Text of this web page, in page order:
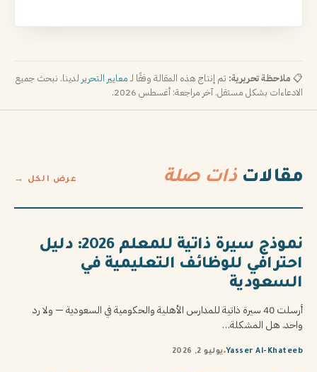
📋 ملاحظة تحريرية: تم إنتاج هذه المقالة وفقًا لـمعايير التحرير لدينا. نبحث جميع
الادعاءات بشكل مستقل. آخر مراجعة: أغسطس 2026.
مقالاتذات صلة عرض الكل →
نموذج سيرة ذاتية للمعلم 2026: دليل
احترافي للوظائف التعليمية في
السعودية
أرسلت 40 سيرة ذاتية للمدارس الأهلية والحكومية في السعودية — ولا رد
واحد. هل المشكلة…
Yasser Al-Khateeb يوليو 2, 2026